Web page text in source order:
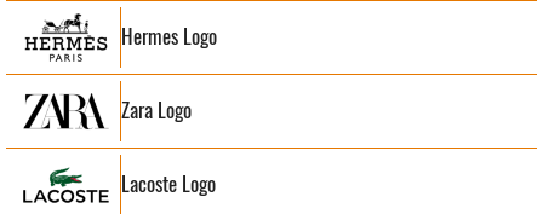
Hermes Logo
Zara Logo
Lacoste Logo